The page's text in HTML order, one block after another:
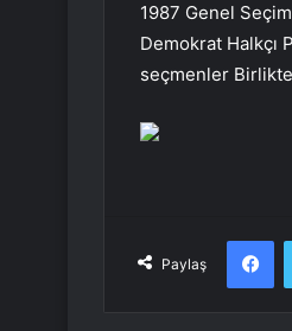
1987 Genel
Demokrat
seçmenler
Paylaş